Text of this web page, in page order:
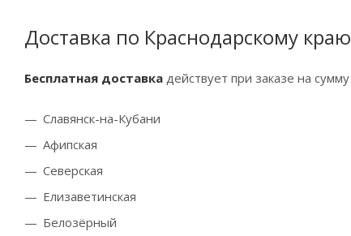
Доставка по Краснодарскому краю
Бесплатная доставка действует при заказе на сумму
Славянск-на-Кубани
Афипская
Северская
Елизаветинская
Белозёрный